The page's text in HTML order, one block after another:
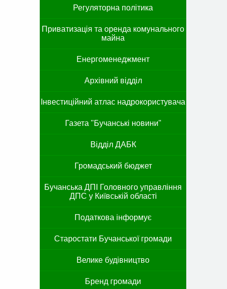
Регуляторна політика
Приватизація та оренда комунального
майна
Енергоменеджмент
Архівний відділ
Інвестиційний атлас надрокористувача
Газета "Бучанські новини"
Відділ ДАБК
Громадський бюджет
Бучанська ДПІ Головного управління
ДПС у Київській області
Податкова інформує
Старостати Бучанської громади
Велике будівництво
Бренд громади